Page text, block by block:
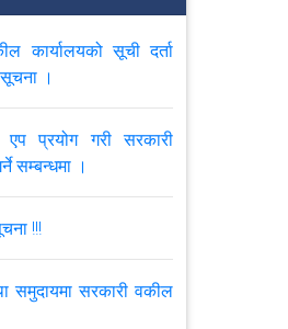
कार्यालयको सूची दर्ता
।
एप प्रयोग गरी सरकारी
सम्बन्धमा ।
!!!
समुदायमा सरकारी वकील